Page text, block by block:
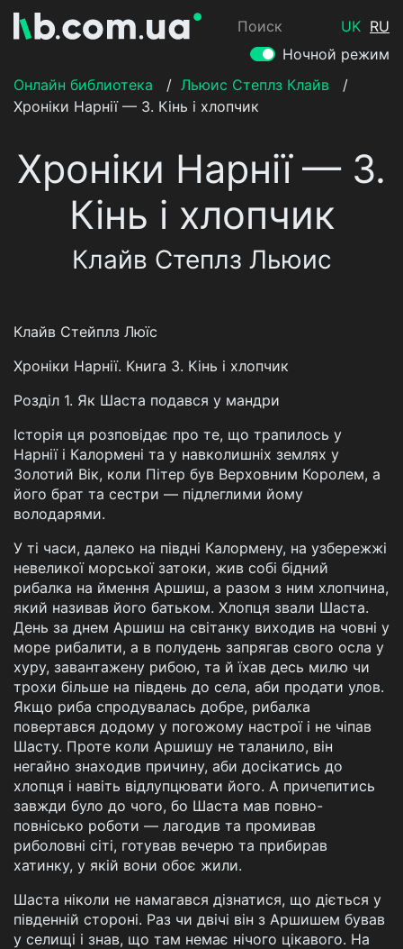
Поиск UK RU
Ночной режим
Онлайн библиотека
/ Льюис Степлз Клайв
/
Хроніки Нарнії — 3. Кінь і хлопчик
Хроніки Нарнії — 3.
Кінь і хлопчик
Клайв Степлз Льюис
Клайв Стейплз Люїс
Хроніки Нарнії. Книга 3. Кінь і хлопчик
Розділ 1. Як Шаста подався у мандри
Історія ця розповідає про те, що трапилось у
Нарнії і Калормені та у навколишніх землях у
Золотий Вік, коли Пітер був Верховним Королем, а
його брат та сестри — підлеглими йому
володарями.
У ті часи, далеко на півдні Калормену, на узбережжі
невеликої морської затоки, жив собі бідний
рибалка на ймення Аршиш, а разом з ним хлопчина,
який називав його батьком. Хлопця звали Шаста.
День за днем Аршиш на світанку виходив на човні у
море рибалити, а в полудень запрягав свого осла у
хуру, завантажену рибою, та й їхав десь милю чи
трохи більше на південь до села, аби продати улов.
Якщо риба спродувалась добре, рибалка
повертався додому у погожому настрої і не чіпав
Шасту. Проте коли Аршишу не таланило, він
негайно знаходив причину, аби досікатись до
хлопця і навіть відлупцювати його. А причепитись
завжди було до чого, бо Шаста мав повно-
повнісько роботи — лагодив та промивав
риболовні сіті, готував вечерю та прибирав
хатинку, у якій вони обоє жили.
Шаста ніколи не намагався дізнатися, що діється у
південній стороні. Раз чи двічі він з Аршишем бував
у селищі і знав, що там немає нічого цікавого. На